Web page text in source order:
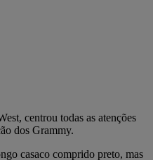
centrou todas as atenções
dos Grammy.
casaco comprido preto, mas